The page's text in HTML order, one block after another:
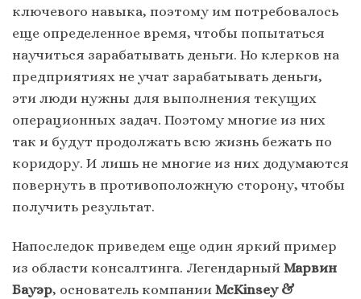
ключевого навыка, поэтому им потребовалось
еще определенное время, чтобы попытаться
научиться зарабатывать деньги. Но клерков на
предприятиях не учат зарабатывать деньги,
эти люди нужны для выполнения текущих
операционных задач. Поэтому многие из них
так и будут продолжать всю жизнь бежать по
коридору. И лишь не многие из них додумаются
повернуть в противоположную сторону, чтобы
получить результат.
Напоследок приведем еще один яркий пример
из области консалтинга. Легендарный Марвин
Бауэр, основатель компании McKinsey &